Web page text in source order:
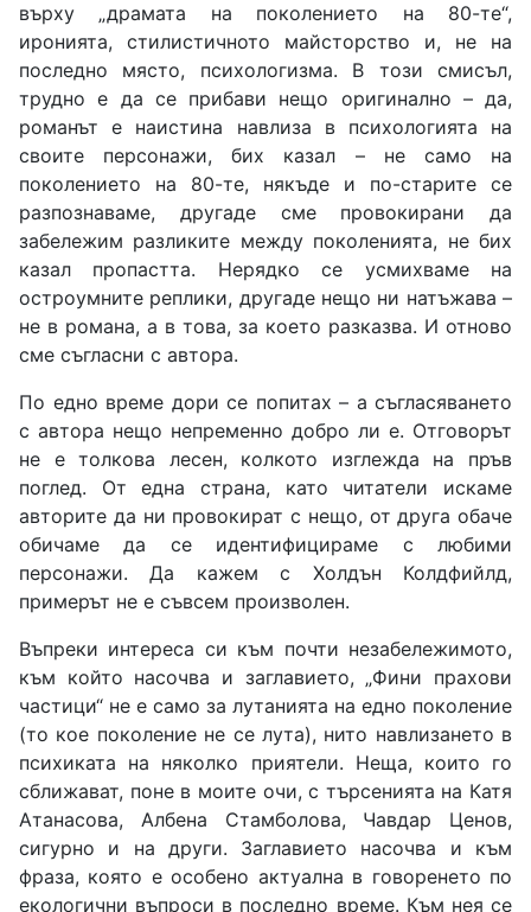
върху „драмата на поколението на 80-те“,
иронията, стилистичното майсторство и, не на
последно място, психологизма. В този смисъл,
трудно е да се прибави нещо оригинално – да,
романът е наистина навлиза в психологията на
своите персонажи, бих казал – не само на
поколението на 80-те, някъде и по-старите се
разпознаваме, другаде сме провокирани да
забележим разликите между поколенията, не бих
казал пропастта. Нерядко се усмихваме на
остроумните реплики, другаде нещо ни натъжава –
не в романа, а в това, за което разказва. И отново
сме съгласни с автора.
По едно време дори се попитах – а съгласяването
с автора нещо непременно добро ли е. Отговорът
не е толкова лесен, колкото изглежда на пръв
поглед. От една страна, като читатели искаме
авторите да ни провокират с нещо, от друга обаче
обичаме да се идентифицираме с любими
персонажи. Да кажем с Холдън Колдфийлд,
примерът не е съвсем произволен.
Въпреки интереса си към почти незабележимото,
към който насочва и заглавието, „Фини прахови
частици“ не е само за лутанията на едно поколение
(то кое поколение не се лута), нито навлизането в
психиката на няколко приятели. Неща, които го
сближават, поне в моите очи, с търсенията на Катя
Атанасова, Албена Стамболова, Чавдар Ценов,
сигурно и на други. Заглавието насочва и към
фраза, която е особено актуална в говоренето по
екологични въпроси в последно време. Към нея се